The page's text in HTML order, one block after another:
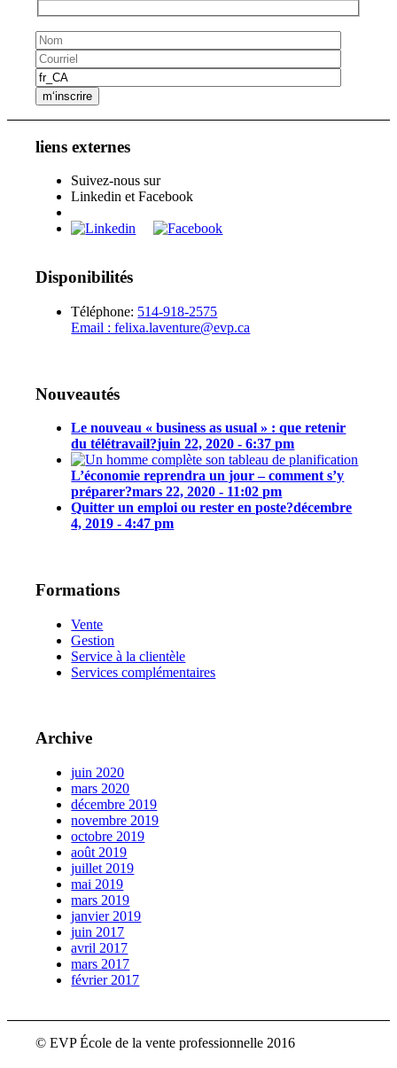
liens externes
Suivez-nous sur
Linkedin et Facebook
Disponibilités
Téléphone: 514-918-2575
Email : felixa.laventure@evp.ca
Nouveautés
Le nouveau « business as usual » : que retenir
du télétravail?juin 22, 2020 - 6:37 pm
L’économie reprendra un jour – comment s’y
préparer?mars 22, 2020 - 11:02 pm
Quitter un emploi ou rester en poste?décembre
4, 2019 - 4:47 pm
Formations
Vente
Gestion
Service à la clientèle
Services complémentaires
Archive
juin 2020
mars 2020
décembre 2019
novembre 2019
octobre 2019
août 2019
juillet 2019
mai 2019
mars 2019
janvier 2019
juin 2017
avril 2017
mars 2017
février 2017
© EVP École de la vente professionnelle 2016